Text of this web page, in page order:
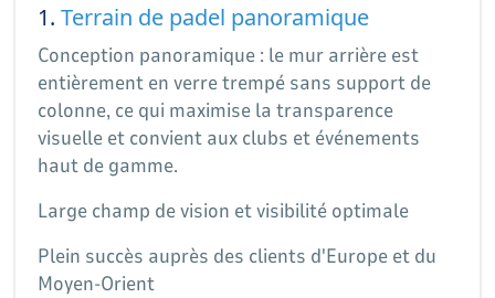
1. Terrain de padel panoramique
Conception panoramique : le mur arrière est
entièrement en verre trempé sans support de
colonne, ce qui maximise la transparence
visuelle et convient aux clubs et événements
haut de gamme.
Large champ de vision et visibilité optimale
Plein succès auprès des clients d'Europe et du
Moyen-Orient